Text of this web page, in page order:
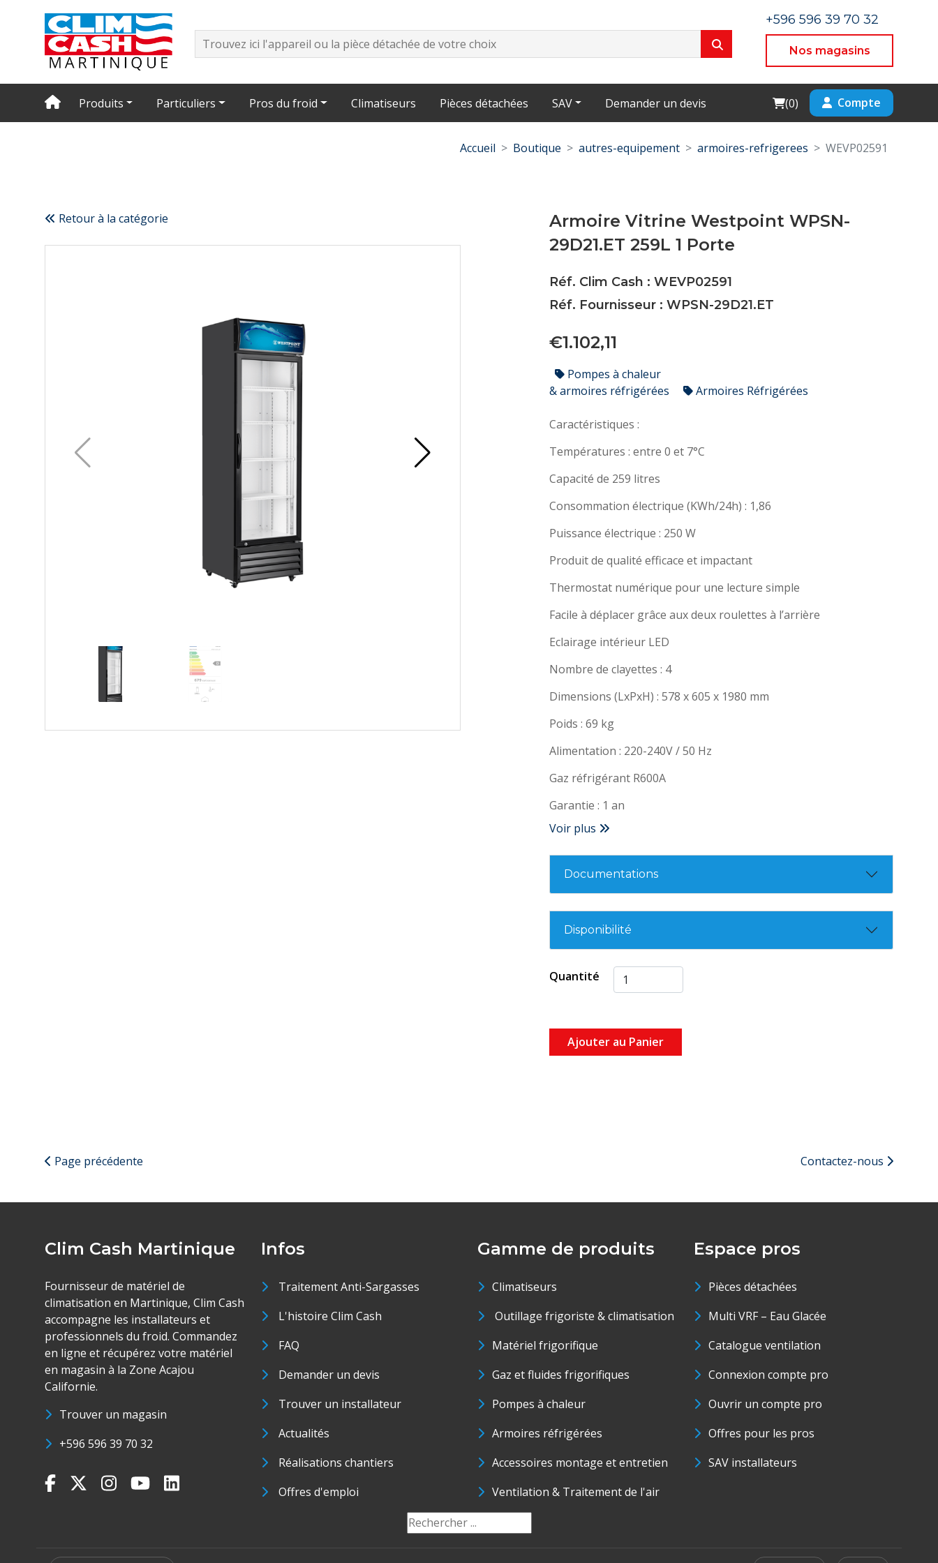
+596 596 39 70 32
Nos magasins
Produits Particuliers Pros du froid Climatiseurs Pièces détachées SAV Demander un devis Cart
(0) Compte
Accueil Boutique autres-equipement armoires-refrigerees WEVP02591
Retour à la catégorie
Armoire Vitrine Westpoint WPSN-
29D21.ET 259L 1 Porte
Réf. Clim Cash : WEVP02591
Réf. Fournisseur : WPSN-29D21.ET
€1.102,11
Pompes à chaleur
& armoires réfrigérées
Armoires Réfrigérées
Caractéristiques :
Températures : entre 0 et 7°C
Capacité de 259 litres
Consommation électrique (KWh/24h) : 1,86
Puissance électrique : 250 W
Produit de qualité efficace et impactant
Thermostat numérique pour une lecture simple
Facile à déplacer grâce aux deux roulettes à l’arrière
Eclairage intérieur LED
Nombre de clayettes : 4
Dimensions (LxPxH) : 578 x 605 x 1980 mm
Poids : 69 kg
Alimentation : 220-240V / 50 Hz
Gaz réfrigérant R600A
Garantie : 1 an
Voir plus
Documentations
Disponibilité
Quantité
Ajouter au Panier
Page précédente Contactez-nous
Clim Cash Martinique
Fournisseur de matériel de
climatisation en Martinique, Clim Cash
accompagne les installateurs et
professionnels du froid. Commandez
en ligne et récupérez votre matériel
en magasin à la Zone Acajou
Californie.
Trouver un magasin
+596 596 39 70 32
Infos
Traitement Anti-Sargasses
L'histoire Clim Cash
FAQ
Demander un devis
Trouver un installateur
Actualités
Réalisations chantiers
Offres d'emploi
Gamme de produits
Climatiseurs
Outillage frigoriste & climatisation
Matériel frigorifique
Gaz et fluides frigorifiques
Pompes à chaleur
Armoires réfrigérées
Accessoires montage et entretien
Ventilation & Traitement de l'air
Espace pros
Pièces détachées
Multi VRF – Eau Glacée
Catalogue ventilation
Connexion compte pro
Ouvrir un compte pro
Offres pour les pros
SAV installateurs